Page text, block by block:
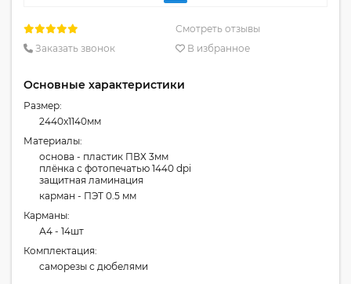
Смотреть отзывы
Заказать звонок
В избранное
Основные характеристики
Размер:
2440x1140мм
Материалы:
основа - пластик ПВХ 3мм
плёнка с фотопечатью 1440 dpi
защитная ламинация
карман - ПЭТ 0.5 мм
Карманы:
А4 - 14шт
Комплектация:
cаморезы с дюбелями